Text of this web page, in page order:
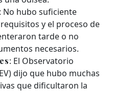
: No hubo suficiente
y el proceso de
tarde o no
necesarios.
: El Observatorio
dijo que hubo muchas
que dificultaron la